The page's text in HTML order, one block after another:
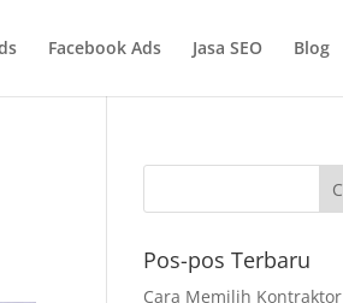
Facebook Ads Jasa SEO Blog
Pos-pos Terbaru
Cara Memilih Kontraktor